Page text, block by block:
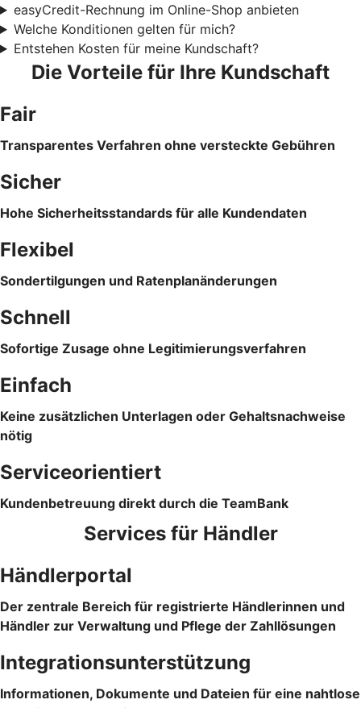
easyCredit-Rechnung im Online-Shop anbieten
Welche Konditionen gelten für mich?
Entstehen Kosten für meine Kundschaft?
Die Vorteile für Ihre Kundschaft
Fair
Transparentes Verfahren ohne versteckte Gebühren
Sicher
Hohe Sicherheitsstandards für alle Kundendaten
Flexibel
Sondertilgungen und Ratenplanänderungen
Schnell
Sofortige Zusage ohne Legitimierungsverfahren
Einfach
Keine zusätzlichen Unterlagen oder Gehaltsnachweise
nötig
Serviceorientiert
Kundenbetreuung direkt durch die TeamBank
Services für Händler
Händlerportal
Der zentrale Bereich für registrierte Händlerinnen und
Händler zur Verwaltung und Pflege der Zahllösungen
Integrationsunterstützung
Informationen, Dokumente und Dateien für eine nahtlose